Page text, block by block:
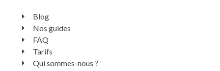
Blog
Nos guides
FAQ
Tarifs
Qui sommes-nous ?